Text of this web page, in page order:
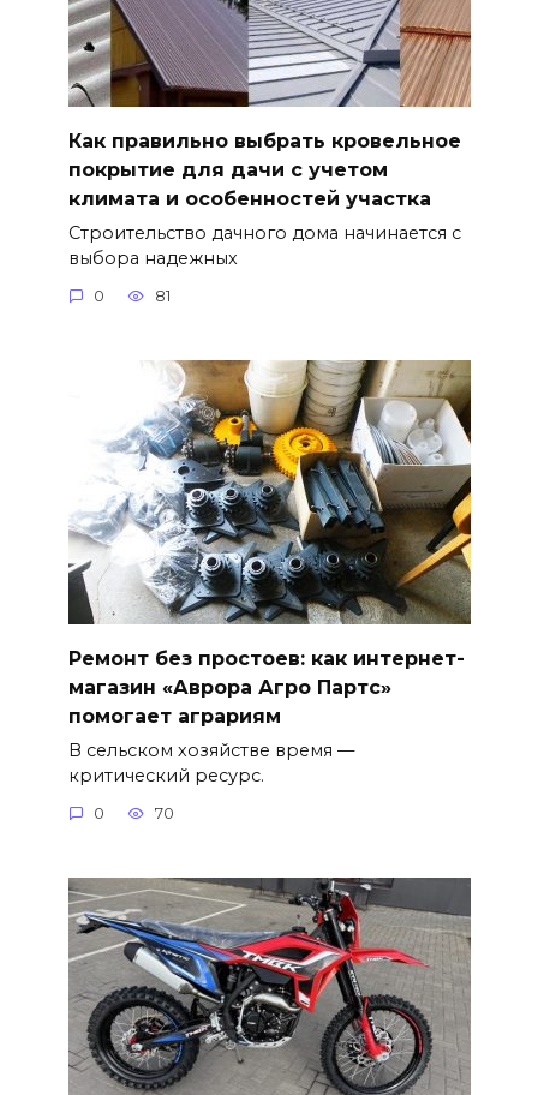
Как правильно выбрать кровельное
покрытие для дачи с учетом
климата и особенностей участка
Строительство дачного дома начинается с
выбора надежных
0 81
Ремонт без простоев: как интернет-
магазин «Аврора Агро Партс»
помогает аграриям
В сельском хозяйстве время —
критический ресурс.
0 70